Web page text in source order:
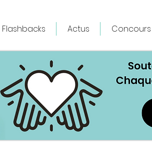
Flashbacks Actus Concours